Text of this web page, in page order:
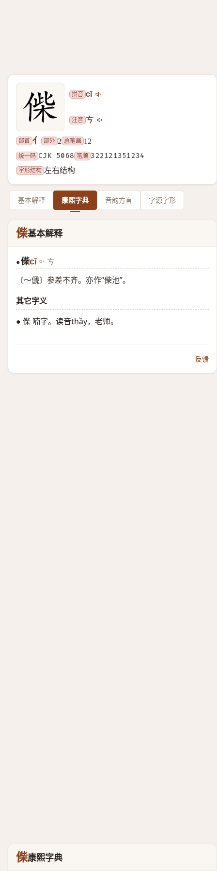
拼音 cī
注音 ㄘ
部首 亻 部外 2 总笔画 12
统一码 CJK 5068 笔顺 322121351234
字形结构 左右结构
基本解释 康熙字典 音韵方言 字源字形
偨基本解释
●偨cī ㄘ
〔～傂〕参差不齐。亦作“偨池”。
其它字义
● 偨 喃字。读音thầy，老师。
反馈
偨康熙字典